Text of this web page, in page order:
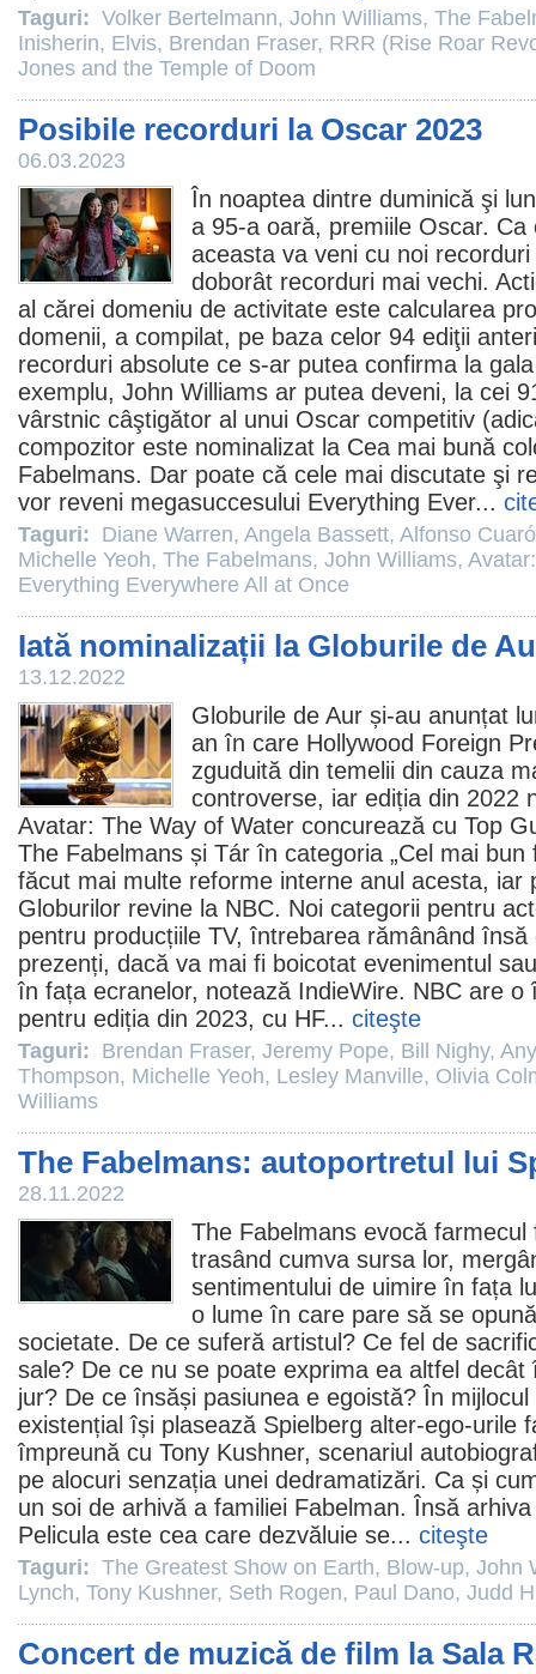
Taguri: Volker Bertelmann, John Williams, The
Inisherin, Elvis, Brendan Fraser, RRR (Rise Roar
Jones and the Temple of Doom
Posibile recorduri la Oscar 2023
06.03.2023
În noaptea dintre duminică şi
a 95-a oară, premiile Oscar. Ca
aceasta va veni cu noi
doborât recorduri mai vechi.
al cărei domeniu de activitate este calcularea
domenii, a compilat, pe baza celor 94 ediţii
recorduri absolute ce s-ar putea confirma la
exemplu, John Williams ar putea deveni, la cei
vârstnic câştigător al unui Oscar competitiv
compozitor este nominalizat la Cea mai bună
Fabelmans. Dar poate că cele mai discutate şi
vor reveni megasuccesului Everything Ever...
Taguri: Diane Warren, Angela Bassett, Alfonso
Michelle Yeoh, The Fabelmans, John Williams,
Everything Everywhere All at Once
Iată nominalizații la Globurile de
13.12.2022
Globurile de Aur și-au anunțat
an în care Hollywood Foreign
zguduită din temelii din cauza
controverse, iar ediția din 2022
Avatar: The Way of Water concurează cu Top
The Fabelmans și Tár în categoria „Cel mai bun
făcut mai multe reforme interne anul acesta, iar
Globurilor revine la NBC. Noi categorii pentru
pentru producțiile TV, întrebarea rămânând
prezenți, dacă va mai fi boicotat evenimentul
în fața ecranelor, notează IndieWire. NBC are
pentru ediția din 2023, cu HF... citeşte
Taguri: Brendan Fraser, Jeremy Pope, Bill Nighy,
Thompson, Michelle Yeoh, Lesley Manville, Olivia
Williams
The Fabelmans: autoportretul lui
28.11.2022
The Fabelmans evocă farmecul
trasând cumva sursa lor,
sentimentului de uimire în fața
o lume în care pare să se
societate. De ce suferă artistul? Ce fel de
sale? De ce nu se poate exprima ea altfel
jur? De ce însăși pasiunea e egoistă? În
existențial își plasează Spielberg alter-ego-urile
împreună cu Tony Kushner, scenariul
pe alocuri senzația unei dedramatizări. Ca și
un soi de arhivă a familiei Fabelman. Însă
Pelicula este cea care dezvăluie se... citeşte
Taguri: The Greatest Show on Earth, Blow-up, John
Lynch, Tony Kushner, Seth Rogen, Paul Dano, Judd
Concert de muzică de film la Sala